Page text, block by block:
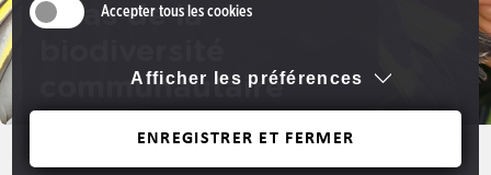
e
n
u
Atlas de la
communautaire
Accepter tous les cookies
Afficher les préférences
ENREGISTRER ET FERMER